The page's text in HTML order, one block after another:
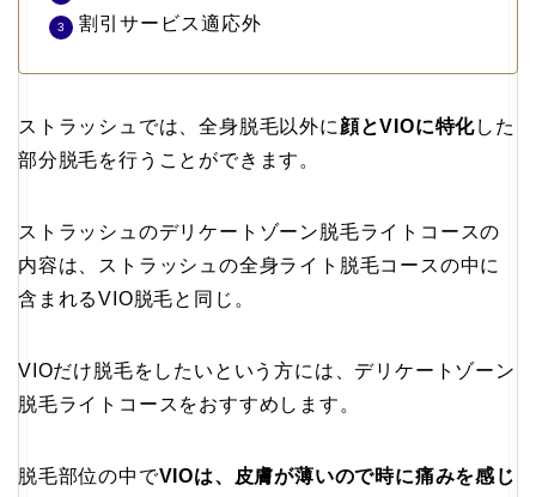
割引サービス適応外
ストラッシュでは、全身脱毛以外に 顔とVIOに特化した
部分脱毛を行うことができます。
ストラッシュのデリケートゾーン脱毛ライトコースの
内容は、ストラッシュの全身ライト脱毛コースの中に
含まれるVIO脱毛と同じ。
VIOだけ脱毛をしたいという方には、デリケートゾーン
脱毛ライトコースをおすすめします。
脱毛部位の中でVIOは、皮膚が薄いので時に痛みを感じ